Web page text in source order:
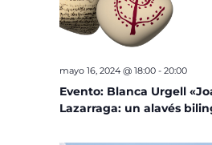
Evento: Blanca Urgell
Lazarraga: un alavés
mayo 16, 2024 @ 18:00- 20:00